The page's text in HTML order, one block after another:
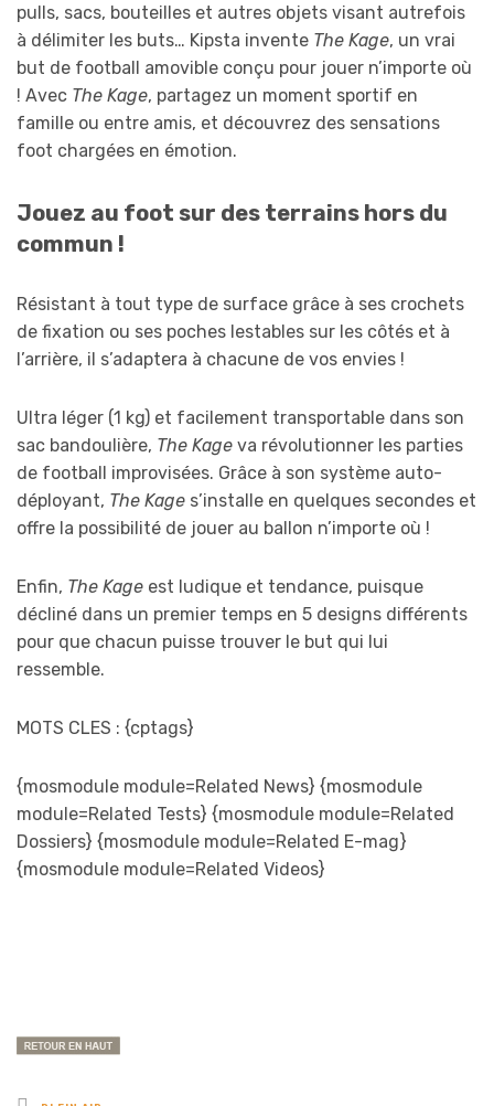
pulls, sacs, bouteilles et autres objets visant autrefois
à délimiter les buts… Kipsta invente The Kage, un vrai
but de football amovible conçu pour jouer n’importe où
! Avec The Kage, partagez un moment sportif en
famille ou entre amis, et découvrez des sensations
foot chargées en émotion.
Jouez au foot sur des terrains hors du
commun !
Résistant à tout type de surface grâce à ses crochets
de fixation ou ses poches lestables sur les côtés et à
l’arrière, il s’adaptera à chacune de vos envies !
Ultra léger (1 kg) et facilement transportable dans son
sac bandoulière, The Kage va révolutionner les parties
de football improvisées. Grâce à son système auto-
déployant, The Kage s’installe en quelques secondes et
offre la possibilité de jouer au ballon n’importe où !
Enfin, The Kage est ludique et tendance, puisque
décliné dans un premier temps en 5 designs différents
pour que chacun puisse trouver le but qui lui
ressemble.
MOTS CLES : {cptags}
{mosmodule module=Related News} {mosmodule
module=Related Tests} {mosmodule module=Related
Dossiers} {mosmodule module=Related E-mag}
{mosmodule module=Related Videos}